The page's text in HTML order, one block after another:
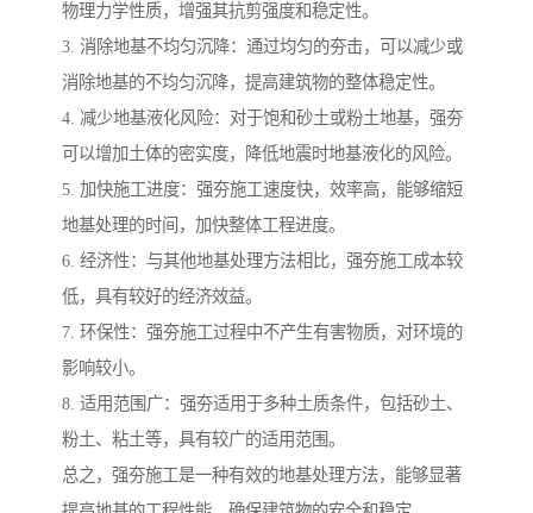
物理力学性质，增强其抗剪强度和稳定性。
3. 消除地基不均匀沉降：通过均匀的夯击，可以减少或
消除地基的不均匀沉降，提高建筑物的整体稳定性。
4. 减少地基液化风险：对于饱和砂土或粉土地基，强夯
可以增加土体的密实度，降低地震时地基液化的风险。
5. 加快施工进度：强夯施工速度快，效率高，能够缩短
地基处理的时间，加快整体工程进度。
6. 经济性：与其他地基处理方法相比，强夯施工成本较
低，具有较好的经济效益。
7. 环保性：强夯施工过程中不产生有害物质，对环境的
影响较小。
8. 适用范围广：强夯适用于多种土质条件，包括砂土、
粉土、粘土等，具有较广的适用范围。
总之，强夯施工是一种有效的地基处理方法，能够显著